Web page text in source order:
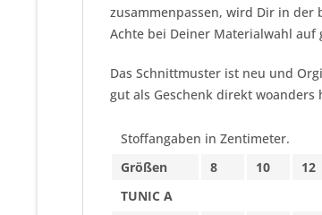
zusammenpassen, wird Dir in der
Achte bei Deiner Materialwahl auf
Das Schnittmuster ist neu und
gut als Geschenk direkt
Stoffangaben in Zentimeter.
Größen
8 10 12
TUNIC A